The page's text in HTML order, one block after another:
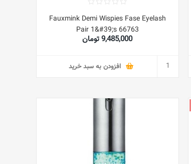
Fauxmink Demi Wispies Fase Eyelash
Pair 1&#39;s 66763
9,485,000 تومان
افزودن به سبد خرید